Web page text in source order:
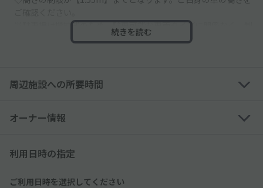
当駐車場は機械式のため、駐車可能な車両タイプに関係なく、制
限サイズ外であれば駐車は出来かねます。
も、スペースの高さ制限数値を超える場合、駐車できません
能性があります
※トールワゴンはサイズ制限によりご利用いただけません
続きを読む
周辺施設への所要時間
オーナー情報
利用日時の指定
ご利用日時を選択してください